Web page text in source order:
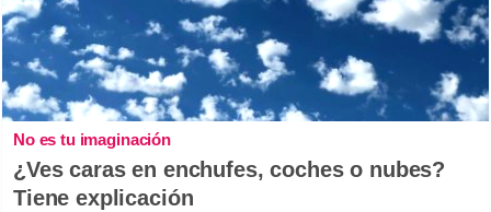
No es tu imaginación
¿Ves caras en enchufes, coches o nubes?
Tiene explicación